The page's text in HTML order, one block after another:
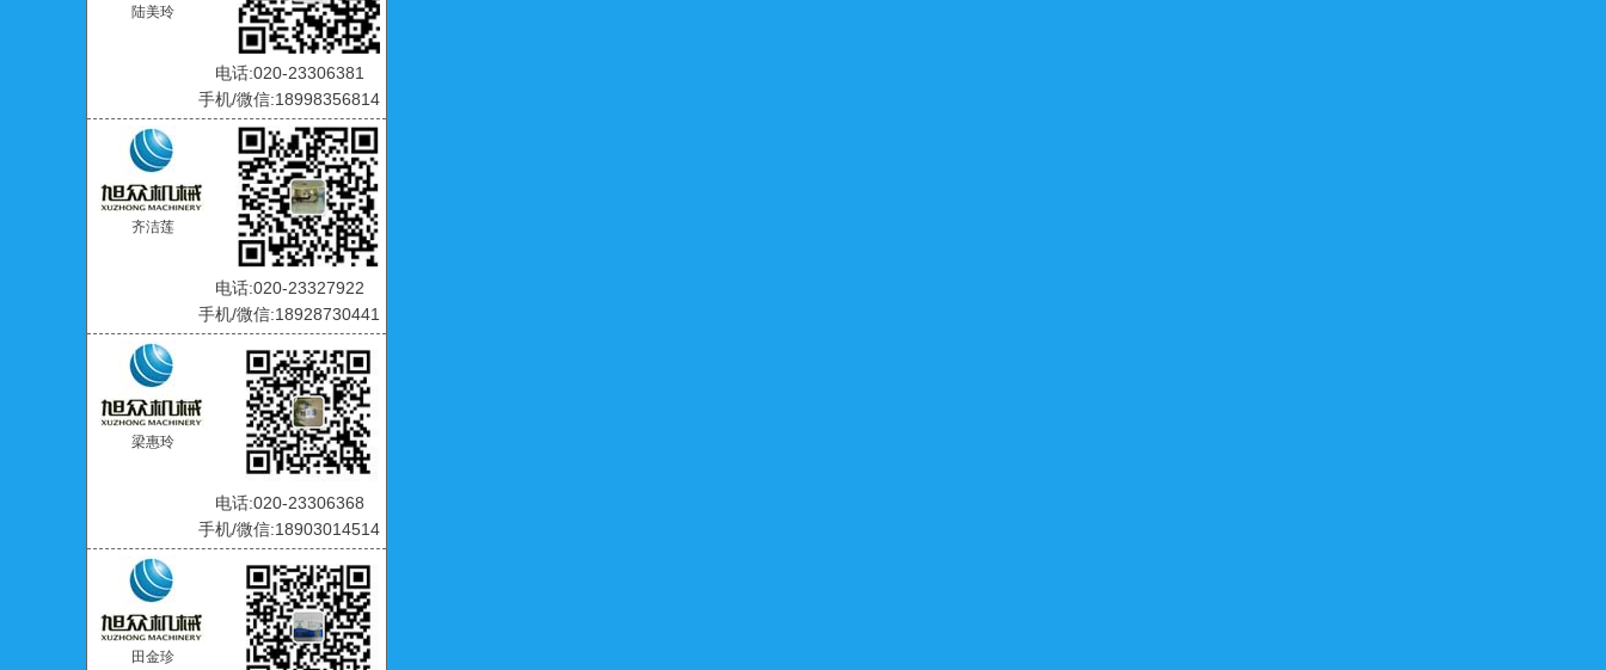
陆美玲
电话:020-23306381
手机/微信:18998356814
齐洁莲
电话:020-23327922
手机/微信:18928730441
梁惠玲
电话:020-23306368
手机/微信:18903014514
田金珍